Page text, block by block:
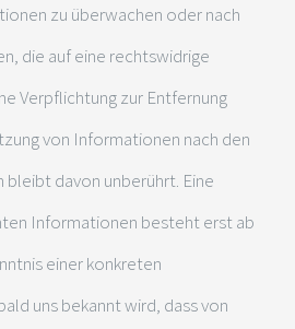
zu überwachen oder nach
die auf eine rechtswidrige
Verpflichtung zur Entfernung
von Informationen nach den
davon unberührt. Eine
Informationen besteht erst ab
einer konkreten
uns bekannt wird, dass von